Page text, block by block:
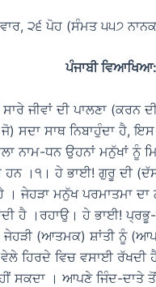
੨੬ ਪੋਹ (ਸੰਮਤ ੫੫੭
ਪੰਜਾਬੀ ਵਿਆਖਿਆ:
ਜੀਵਾਂ ਦੀ ਪਾਲਣਾ (ਕਰਨ
ਸਦਾ ਸਾਥ ਨਿਬਾਹੁੰਦਾ ਹੈ,
ਨਾਮ-ਧਨ ਉਹਨਾਂ ਮਨੁੱਖਾਂ ਨੂੰ
।੧। ਹੇ ਭਾਈ! ਗੁਰੂ ਦੀ
। ਜੇਹੜਾ ਮਨੁੱਖ ਪਰਮਾਤਮਾ
ਹੈ ।ਰਹਾਉ। ਹੇ ਭਾਈ!
(ਆਤਮਕ) ਸ਼ਾਂਤੀ ਨੂੰ
ਹਿਰਦੇ ਵਿਚ ਵਸਾਈ ਰੱਖਦੀ
ਸਕਦਾ । ਆਪਣੇ ਜਿੰਦ-